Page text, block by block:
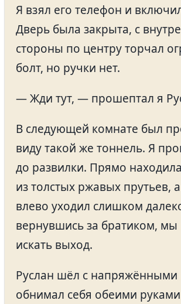
Я взял его телефон и
Дверь была закрыта, с
стороны по центру торчал
болт, но ручки нет.
— Жди тут, — прошептал я
В следующей комнате был
виду такой же тоннель. Я
до развилки. Прямо
из толстых ржавых прутьев,
влево уходил слишком
вернувшись за братиком,
искать выход.
Руслан шёл с напряжёнными
обнимал себя обеими